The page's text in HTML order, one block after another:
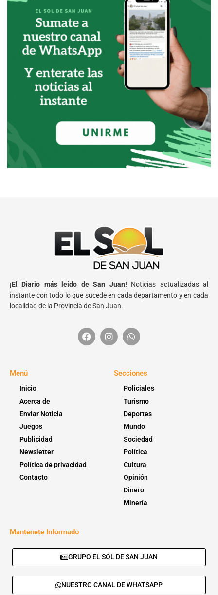
¡El Diario más leído de San Juan! Noticias actualizadas al
instante con todo lo que sucede en cada departamento y en cada
localidad de la Provincia de San Juan.
Menú
Inicio
Acerca de
Enviar Noticia
Juegos
Publicidad
Newsletter
Política de privacidad
Contacto
Secciones
Policiales
Turismo
Deportes
Mundo
Sociedad
Política
Cultura
Opinión
Dinero
Minería
Mantenete Informado
GRUPO EL SOL DE SAN JUAN
NUESTRO CANAL DE WHATSAPP